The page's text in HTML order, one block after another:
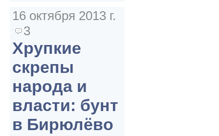
16 октября 2013 г.
3
Хрупкие
скрепы
народа и
власти: бунт
в Бирюлёво